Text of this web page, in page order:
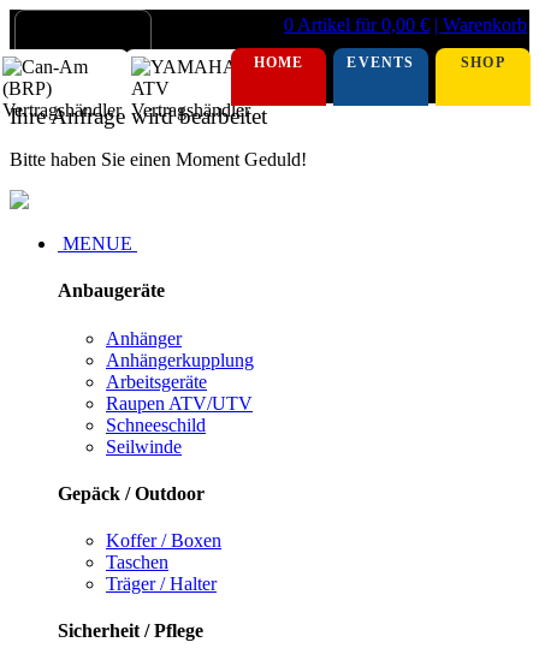
0 Artikel für 0,00 € | Warenkorb
HOME EVENTS SHOP
Ihre Anfrage wird bearbeitet
Bitte haben Sie einen Moment Geduld!
MENUE
Anbaugeräte
Anhänger
Anhängerkupplung
Arbeitsgeräte
Raupen ATV/UTV
Schneeschild
Seilwinde
Gepäck / Outdoor
Koffer / Boxen
Taschen
Träger / Halter
Sicherheit / Pflege